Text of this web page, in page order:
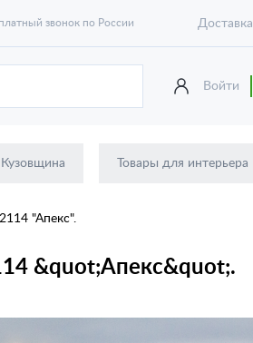
звонок по России Доставка
Войти
Кузовщина Товары для интерьера
"Апекс".
&quot;Апекс&quot;.